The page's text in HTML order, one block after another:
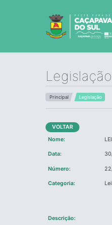
Legislação
Principal Legislação
VOLTAR
Nome:
Data:
Número:
Categoria:
Descrição: